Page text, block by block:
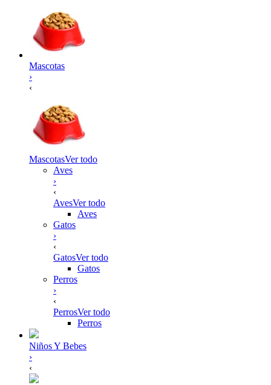
Mascotas
›
‹
MascotasVer todo
Aves
›
‹
AvesVer todo
Aves
Gatos
›
‹
GatosVer todo
Gatos
Perros
›
‹
PerrosVer todo
Perros
Niños Y Bebes
›
‹